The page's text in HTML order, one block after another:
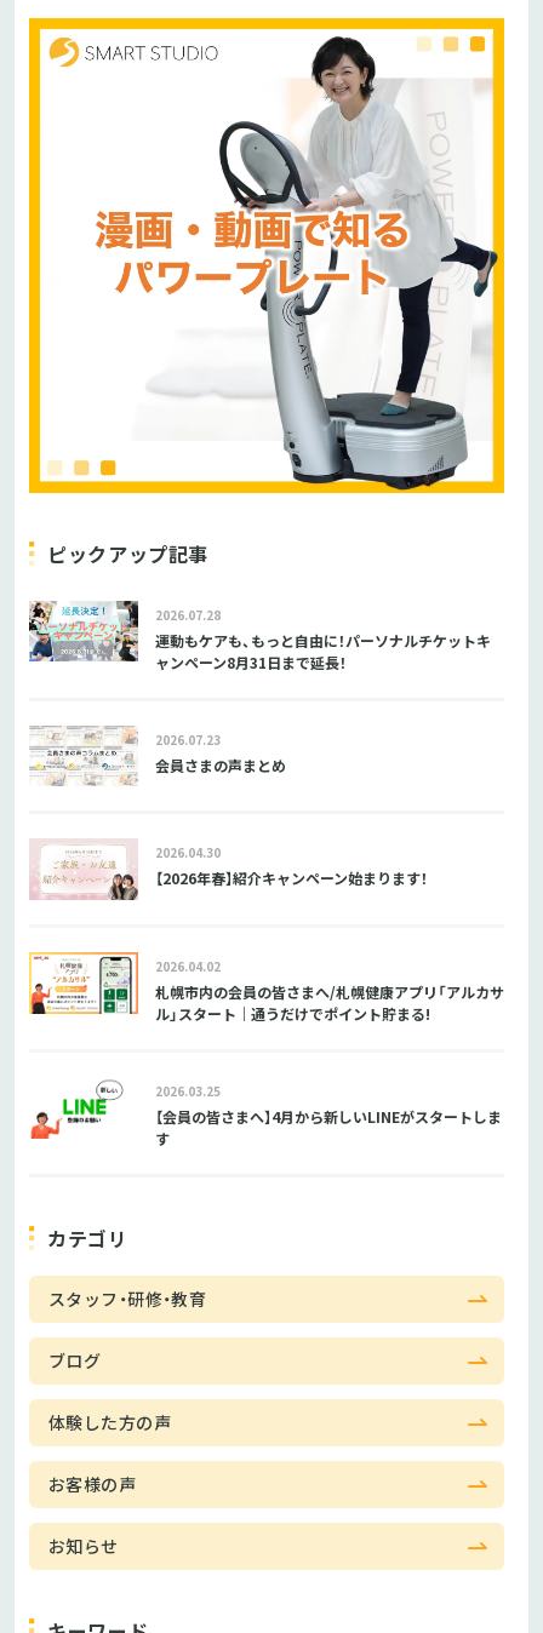
ピックアップ記事
2026.07.28
運動もケアも、もっと自由に！パーソナルチケットキ
ャンペーン8月31日まで延長！
2026.07.23
会員さまの声まとめ
2026.04.30
【2026年春】紹介キャンペーン始まります！
2026.04.02
札幌市内の会員の皆さまへ/札幌健康アプリ「アルカサ
ル」スタート｜通うだけでポイント貯まる!
2026.03.25
【会員の皆さまへ】4月から新しいLINEがスタートしま
す
カテゴリ
スタッフ・研修・教育
ブログ
体験した方の声
お客様の声
お知らせ